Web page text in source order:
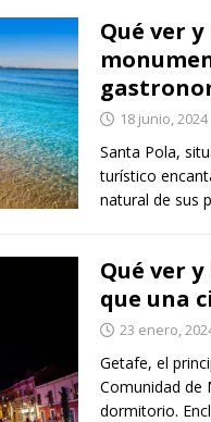
Qué ver
18 junio, 2024
Santa Pola,
turístico
natural de sus
Qué ver
que una
23 enero,
Getafe, el
Comunidad de
dormitorio.